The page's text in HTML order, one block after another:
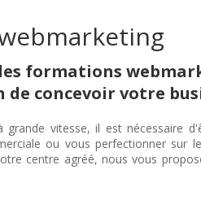
formations
concevoir votre
vitesse, il est nécessaire
ou vous perfectionner sur
centre agréé, nous vous